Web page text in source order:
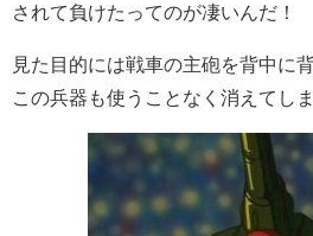
されて負けたってのが凄いんだ！
見た目的には戦車の主砲を背中に
この兵器も使うことなく消えてしま